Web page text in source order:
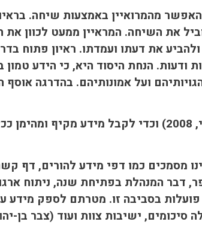
מהמרואיין באמצעות שיחה.
את השיחה. המראיין ממעט לכוון את
את דעתו ועמדתו. ראיון פתוח
הנחת היסוד היא, כי הידע
ועל אמונותיהם. בהדרגה אוסף
במטרה ליצור מסד ידע עשיר (קרניאלי, 2008) וכדי לקבל
מסמכים כמו דפי מידע להורים, דף
דבר המנהלת בפתיחת שנה, ניתוח
בסביבה זו. מטרתם לספק מידע
ישיבות צוות ועוד (צבר בן-יהושע,